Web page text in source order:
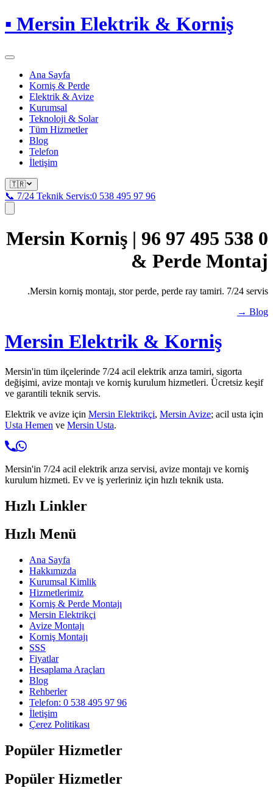
▪ Mersin Elektrik & Korniş
Ana Sayfa
Korniş & Perde
Elektrik & Avize
Kurumsal
Teknoloji & Solar
Tüm Hizmetler
Blog
Telefon
İletişim
🇹🇷
📞 7/24 Teknik Servis:0 538 495 97 96
0 538 495 97 96 | Mersin Korniş
& Perde Montaj
Mersin korniş montajı, stor perde, perde ray tamiri. 7/24 servis.
Blog →
Mersin Elektrik & Korniş
Mersin'in tüm ilçelerinde 7/24 acil elektrik arıza tamiri, sigorta
değişimi, avize montajı ve korniş kurulum hizmetleri. Ücretsiz keşif
ve garantili teknik servis.
Elektrik ve avize için Mersin Elektrikçi, Mersin Avize; acil usta için
Usta Hemen ve Mersin Usta.
Mersin'in 7/24 acil elektrik arıza servisi, avize montajı ve korniş
kurulum hizmeti. Ev ve iş yerleriniz için hızlı teknik usta.
Hızlı Linkler
Hızlı Menü
Ana Sayfa
Hakkımızda
Kurumsal Kimlik
Hizmetlerimiz
Korniş & Perde Montajı
Mersin Elektrikçi
Avize Montajı
Korniş Montajı
SSS
Fiyatlar
Hesaplama Araçları
Blog
Rehberler
Telefon: 0 538 495 97 96
İletişim
Çerez Politikası
Popüler Hizmetler
Popüler Hizmetler